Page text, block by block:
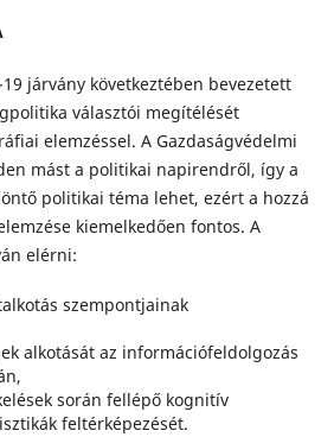
járvány következtében bevezetett
választói megítélését
elemzéssel. A Gazdaságvédelmi
mást a politikai napirendről, így a
politikai téma lehet, ezért a hozzá
kiemelkedően fontos. A
elérni:
szempontjainak
alkotását az információfeldolgozás
során fellépő kognitív
feltérképezését.